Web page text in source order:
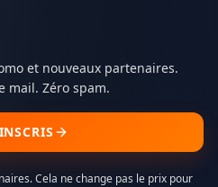
et nouveaux partenaires.
mail. Zéro spam.
Cela ne change pas le prix pour